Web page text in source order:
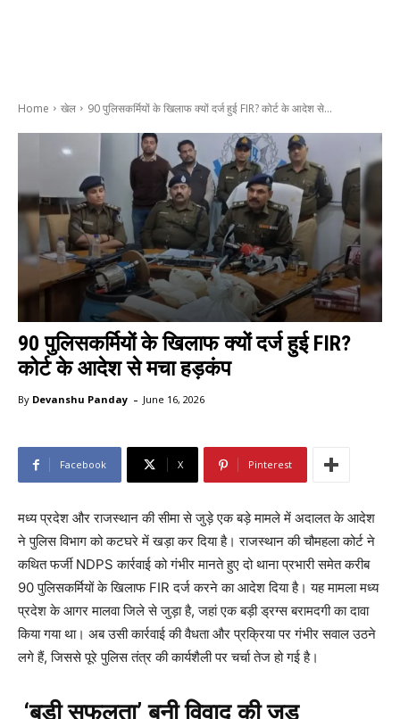
Home खेल 90 पुलिसकर्मियों के खिलाफ क्यों दर्ज हुई FIR? कोर्ट के आदेश से...
90 पुलिसकर्मियों के खिलाफ क्यों दर्ज हुई FIR?
कोर्ट के आदेश से मचा हड़कंप
By Devanshu Panday - June 16, 2026
Facebook X Pinterest
मध्य प्रदेश और राजस्थान की सीमा से जुड़े एक बड़े मामले में अदालत के आदेश
ने पुलिस विभाग को कटघरे में खड़ा कर दिया है। राजस्थान की चौमहला कोर्ट ने
कथित फर्जी NDPS कार्रवाई को गंभीर मानते हुए दो थाना प्रभारी समेत करीब
90 पुलिसकर्मियों के खिलाफ FIR दर्ज करने का आदेश दिया है। यह मामला मध्य
प्रदेश के आगर मालवा जिले से जुड़ा है, जहां एक बड़ी ड्रग्स बरामदगी का दावा
किया गया था। अब उसी कार्रवाई की वैधता और प्रक्रिया पर गंभीर सवाल उठने
लगे हैं, जिससे पूरे पुलिस तंत्र की कार्यशैली पर चर्चा तेज हो गई है।
‘बड़ी सफलता’ बनी विवाद की जड़